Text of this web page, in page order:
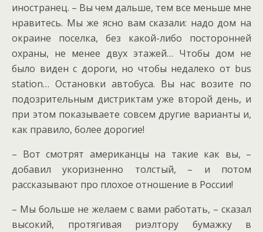
иностранец. – Вы чем дальше, тем все меньше мне
нравитесь. Мы же ясно вам сказали: надо дом на
окраине поселка, без какой-либо посторонней
охраны, не менее двух этажей… Чтобы дом не
было виден с дороги, но чтобы недалеко от bus
station… Остановки автобуса. Вы нас возите по
подозрительным дистриктам уже второй день, и
при этом показываете совсем другие варианты и,
как правило, более дорогие!
– Вот смотрят американцы на такие как вы, –
добавил укоризненно толстый, – и потом
рассказывают про плохое отношение в России!
– Мы больше не желаем с вами работать, – сказал
высокий, протягивая риэлтору бумажку в